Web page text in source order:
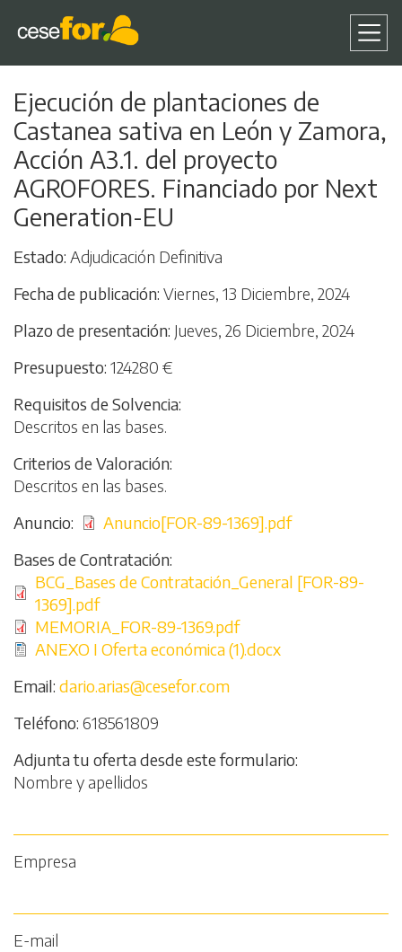
al
contenido
principal
Ejecución de plantaciones de
Castanea sativa en León y Zamora,
Acción A3.1. del proyecto
AGROFORES. Financiado por Next
Generation-EU
Estado Adjudicación Definitiva
Fecha de publicación Viernes, 13 Diciembre, 2024
Plazo de presentación Jueves, 26 Diciembre, 2024
Presupuesto 124280 €
Requisitos de Solvencia
Descritos en las bases.
Criterios de Valoración
Descritos en las bases.
Anuncio
Archivo
Anuncio[FOR-89-1369].pdf
Bases de Contratación
Archivo
BCG_Bases de Contratación_General [FOR-89-
1369].pdf
Archivo
MEMORIA_FOR-89-1369.pdf
Archivo
ANEXO I Oferta económica (1).docx
Email dario.arias@cesefor.com
Teléfono 618561809
Adjunta tu oferta desde este formulario
Nombre y apellidos
Empresa
E-mail